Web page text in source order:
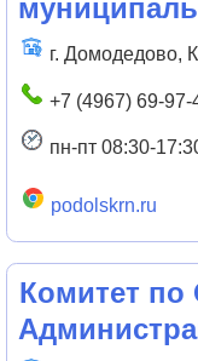
г. Домодедово,
+7 (4967) 69-97-
пн-пт 08:30-
podolskrn.ru
Комитет